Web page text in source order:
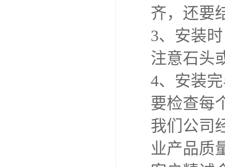
齐，还要
3、安装
注意石头
4、安装
要检查每
我们公司
业产品质